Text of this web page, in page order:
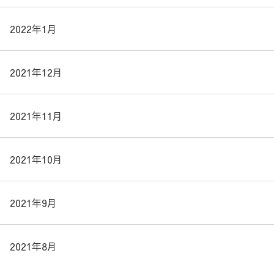
2022年1月
2021年12月
2021年11月
2021年10月
2021年9月
2021年8月